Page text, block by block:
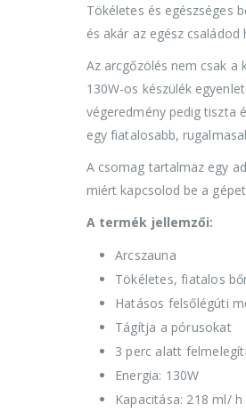
Tökéletes és egészséges
és akár az egész családod
Az arcgőzölés nem csak a
130W-os készülék
végeredmény pedig tiszta
egy fiatalosabb,
A csomag tartalmaz egy
miért kapcsolod be a
A termék jellemzői:
Arcszauna
Tökéletes, fiatalos
Hatásos felsőlégúti
Tágítja a pórusokat
3 perc alatt
Energia: 130W
Kapacitása: 218 ml/ h